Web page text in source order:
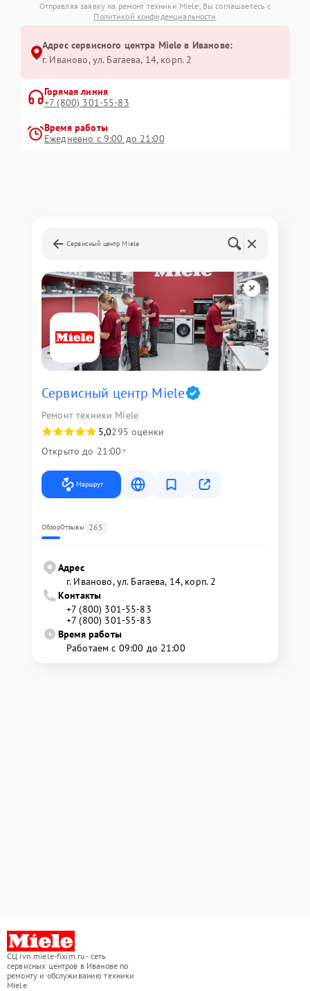
Отправляя заявку на ремонт техники Miele, Вы соглашаетесь с
Политикой конфиденциальности
Адрес сервисного центра Miele в Иванове:
г. Иваново, ул. Багаева, 14, корп. 2
Горячая линия
+7 (800) 301-55-83
Время работы
Ежедневно с 9:00 до 21:00
Сервисный центр Miele
Сервисный центр Miele
Ремонт техники Miele
5,0295 оценки
Открыто до 21:00
Маршрут
ОбзорОтзывы 265
Адрес
г. Иваново, ул. Багаева, 14, корп. 2
Контакты
+7 (800) 301-55-83
+7 (800) 301-55-83
Время работы
Работаем с 09:00 до 21:00
СЦ ivn.miele-fixim.ru - сеть
сервисных центров в Иванове по
ремонту и обслуживанию техники
Miele